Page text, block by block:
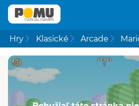
Hry Klasické Arcade